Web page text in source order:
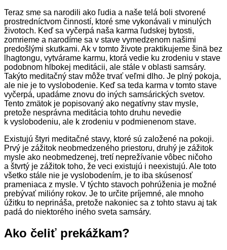
Teraz sme sa narodili ako ľudia a naše telá boli stvorené
prostredníctvom činností, ktoré sme vykonávali v minulých
životoch. Keď sa vyčerpá naša karma ľudskej bytosti,
zomrieme a narodíme sa v stave vymedzenom našimi
predošlými skutkami. Ak v tomto živote praktikujeme šinä bez
lhagtongu, vytvárame karmu, ktorá vedie ku zrodeniu v stave
podobnom hlbokej meditácii, ale stále v oblasti samsáry.
Takýto meditačný stav môže trvať veľmi dlho. Je plný pokoja,
ale nie je to vyslobodenie. Keď sa teda karma v tomto stave
vyčerpá, upadáme znovu do iných samsárických svetov.
Tento zmätok je popisovaný ako negatívny stav mysle,
pretože nesprávna meditácia tohto druhu nevedie
k vyslobodeniu, ale k zrodeniu v podmienenom stave.
Existujú štyri meditačné stavy, ktoré sú založené na pokoji.
Prvý je zážitok neobmedzeného priestoru, druhý je zážitok
mysle ako neobmedzenej, tretí neprežívanie vôbec ničoho
a štvrtý je zážitok toho, že veci existujú i neexistujú. Ale toto
všetko stále nie je vyslobodením, je to iba skúsenosť
prameniaca z mysle. V týchto stavoch pohrúženia je možné
prebývať milióny rokov. Je to určite príjemné, ale mnoho
úžitku to neprináša, pretože nakoniec sa z tohto stavu aj tak
padá do niektorého iného sveta samsáry.
Ako čeliť prekážkam?